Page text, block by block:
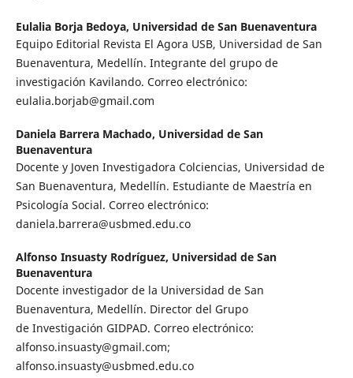
Eulalia Borja Bedoya, Universidad de San Buenaventura
Equipo Editorial Revista El Agora USB, Universidad de San
Buenaventura, Medellín. Integrante del grupo de
investigación Kavilando. Correo electrónico:
eulalia.borjab@gmail.com
Daniela Barrera Machado, Universidad de San
Buenaventura
Docente y Joven Investigadora Colciencias, Universidad de
San Buenaventura, Medellín. Estudiante de Maestría en
Psicología Social. Correo electrónico:
daniela.barrera@usbmed.edu.co
Alfonso Insuasty Rodríguez, Universidad de San
Buenaventura
Docente investigador de la Universidad de San
Buenaventura, Medellín. Director del Grupo
de Investigación GIDPAD. Correo electrónico:
alfonso.insuasty@gmail.com;
alfonso.insuasty@usbmed.edu.co